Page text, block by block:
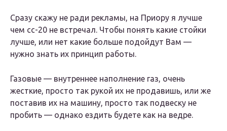
Сразу скажу не ради рекламы, на Приору я лучше
чем сс-20 не встречал. Чтобы понять какие стойки
лучше, или нет какие больше подойдут Вам —
нужно знать их принцип работы.
Газовые — внутреннее наполнение газ, очень
жесткие, просто так рукой их не продавишь, или же
поставив их на машину, просто так подвеску не
пробить — однако ездить будете как на ведре.